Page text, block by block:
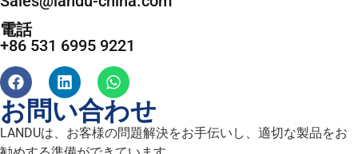
電話
+86 531 6995 9221
お問い合わせ
LANDUは、お客様の問題解決をお手伝いし、適切な製品をお